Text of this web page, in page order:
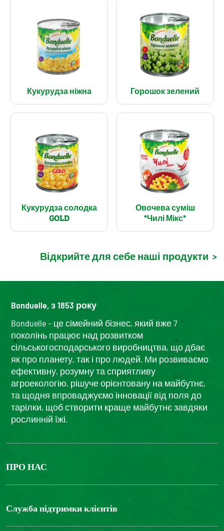
Кукурудза ніжна Горошок зелений
Кукурудза солодка
GOLD
Овочева суміш
"Чилі Мікс"
Відкрийте для себе наші продукти >
Bonduelle, з 1853 року
Bonduelle – це сімейний бізнес, який вже 7
поколінь працює над розвитком
сільськогосподарського виробництва, що дбає
як про планету, так і про людей. Ми розвиваємо
ефективну, розумну та сприятливу
агроекологію, рішуче орієнтовану на майбутнє,
та щодня впроваджуємо інновації від поля до
тарілки, щоб створити краще майбутнє завдяки
рослинній їжі.
ПРО НАС
The Bonduelle group
Служба підтримки клієнтів
Зв'яжіться з нами